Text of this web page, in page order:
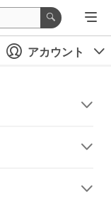
アカウント